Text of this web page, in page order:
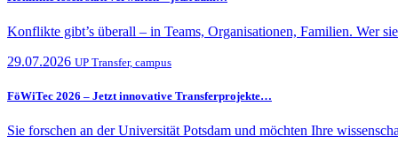
Konflikte gibt’s überall – in Teams, Organisationen, Familien. Wer
29.07.2026 UP Transfer, campus
FöWiTec 2026 – Jetzt innovative Transferprojekte…
Sie forschen an der Universität Potsdam und möchten Ihre